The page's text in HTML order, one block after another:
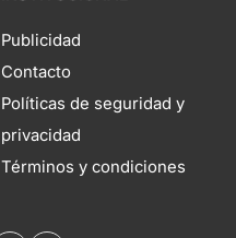
Publicidad
Contacto
Políticas de seguridad y
privacidad
Términos y condiciones